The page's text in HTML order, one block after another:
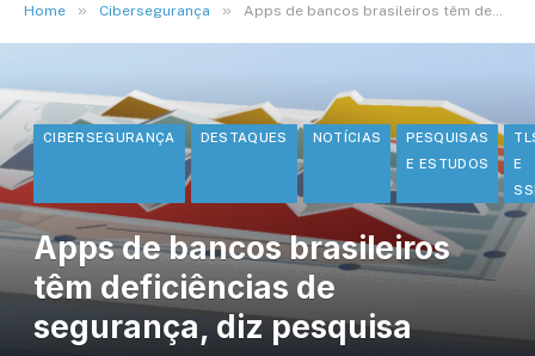
Home » Cibersegurança » Apps de bancos brasileiros têm deficiências de segurança, diz pesquisa
CIBERSEGURANÇA DESTAQUES NOTÍCIAS
PESQUISAS
E ESTUDOS
E
Apps de bancos brasileiros
têm deficiências de
segurança, diz pesquisa